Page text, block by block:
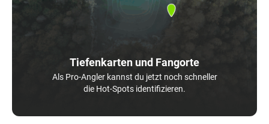
Tiefenkarten und Fangorte
Als Pro-Angler kannst du jetzt noch schneller
die Hot-Spots identifizieren.